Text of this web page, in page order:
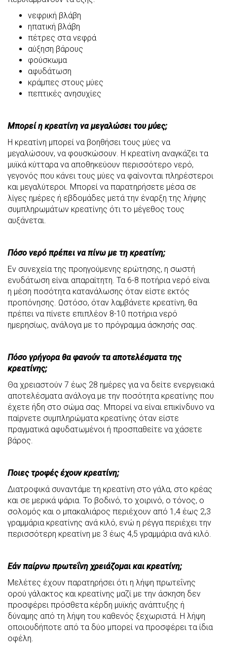
νεφρική βλάβη
ηπατική βλάβη
πέτρες στα νεφρά
αύξηση βάρους
φούσκωμα
αφυδάτωση
κράμπες στους μύες
πεπτικές ανησυχίες
Μπορεί η κρεατίνη να μεγαλώσει του μύες;
Η κρεατίνη μπορεί να βοηθήσει τους μύες να
μεγαλώσουν, να φουσκώσουν. Η κρεατίνη αναγκάζει τα
μυϊκά κύτταρα να αποθηκεύουν περισσότερο νερό,
γεγονός που κάνει τους μύες να φαίνονται πληρέστεροι
και μεγαλύτεροι. Μπορεί να παρατηρήσετε μέσα σε
λίγες ημέρες ή εβδομάδες μετά την έναρξη της λήψης
συμπληρωμάτων κρεατίνης ότι το μέγεθος τους
αυξάνεται.
Πόσο νερό πρέπει να πίνω με τη κρεατίνη;
Εν συνεχεία της προηγούμενης ερώτησης, η σωστή
ενυδάτωση είναι απαραίτητη. Τα 6-8 ποτήρια νερό είναι
η μέση ποσότητα κατανάλωσης όταν είστε εκτός
προπόνησης. Ωστόσο, όταν λαμβάνετε κρεατίνη, θα
πρέπει να πίνετε επιπλέον 8-10 ποτήρια νερό
ημερησίως, ανάλογα με το πρόγραμμα άσκησής σας.
Πόσο γρήγορα θα φανούν τα αποτελέσματα της
κρεατίνης;
Θα χρειαστούν 7 έως 28 ημέρες για να δείτε ενεργειακά
αποτελέσματα ανάλογα με την ποσότητα κρεατίνης που
έχετε ήδη στο σώμα σας. Μπορεί να είναι επικίνδυνο να
παίρνετε συμπληρώματα κρεατίνης όταν είστε
πραγματικά αφυδατωμένοι ή προσπαθείτε να χάσετε
βάρος.
Ποιες τροφές έχουν κρεατίνη;
Διατροφικά συναντάμε τη κρεατίνη στο γάλα, στο κρέας
και σε μερικά ψάρια. Το βοδινό, το χοιρινό, ο τόνος, ο
σολομός και ο μπακαλιάρος περιέχουν από 1,4 έως 2,3
γραμμάρια κρεατίνης ανά κιλό, ενώ η ρέγγα περιέχει την
περισσότερη κρεατίνη με 3 έως 4,5 γραμμάρια ανά κιλό.
Εάν παίρνω πρωτεΐνη χρειάζομαι και κρεατίνη;
Μελέτες έχουν παρατηρήσει ότι η λήψη πρωτεΐνης
ορού γάλακτος και κρεατίνης μαζί με την άσκηση δεν
προσφέρει πρόσθετα κέρδη μυϊκής ανάπτυξης ή
δύναμης από τη λήψη του καθενός ξεχωριστά. Η λήψη
οποιουδήποτε από τα δύο μπορεί να προσφέρει τα ίδια
οφέλη.